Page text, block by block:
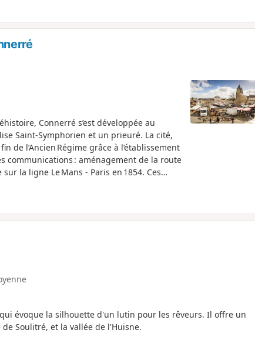
Connerré s’est développée au
Saint-Symphorien et un prieuré. La cité,
de l’Ancien Régime grâce à l’établissement
communications : aménagement de la route
la ligne Le Mans - Paris en 1854. Ces
progressivement, puis, plus
comme une petite ville
évoque la silhouette d'un lutin pour les rêveurs. Il offre un
Soulitré, et la vallée de l'Huisne.